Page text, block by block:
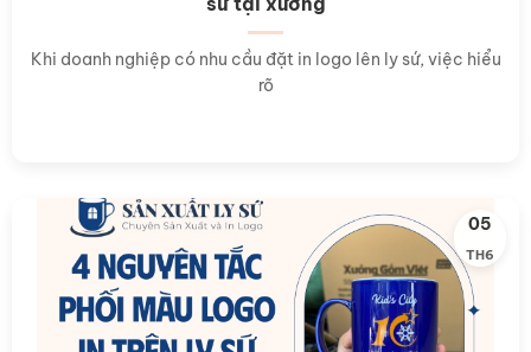
Khi doanh nghiệp có nhu cầu đặt in logo lên ly sứ, việc hiểu
rõ
05
TH6